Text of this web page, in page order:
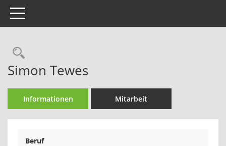
Toggle navigation
Rechercheauswahl
Simon Tewes
Informationen Mitarbeit
Beruf